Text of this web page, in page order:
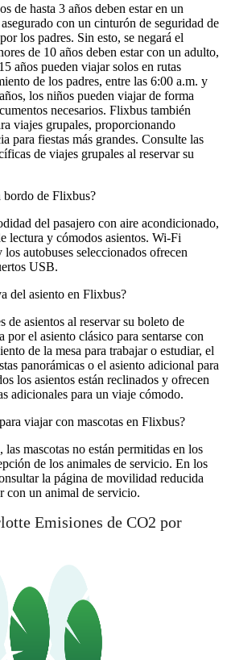
de hasta 3 años deben estar en un
con un cinturón de seguridad de
los padres. Sin esto, se negará el
de 10 años deben estar con un adulto,
años pueden viajar solos en rutas
de los padres, entre las 6:00 a.m. y
los niños pueden viajar de forma
necesarios. Flixbus también
viajes grupales, proporcionando
para fiestas más grandes. Consulte las
de viajes grupales al reservar su
bordo de Flixbus?
del pasajero con aire acondicionado,
lectura y cómodos asientos. Wi-Fi
autobuses seleccionados ofrecen
USB.
del asiento en Flixbus?
de asientos al reservar su boleto de
el asiento clásico para sentarse con
de la mesa para trabajar o estudiar, el
panorámicas o el asiento adicional para
los asientos están reclinados y ofrecen
adicionales para un viaje cómodo.
viajar con mascotas en Flixbus?
las mascotas no están permitidas en los
de los animales de servicio. En los
la página de movilidad reducida
con un animal de servicio.
Emisiones de CO2 por